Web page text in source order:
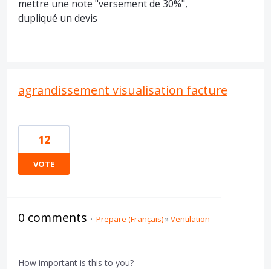
mettre une note "versement de 30%",
dupliqué un devis
agrandissement visualisation facture
12
VOTE
0 comments · Prepare (Français)»Ventilation
How important is this to you?